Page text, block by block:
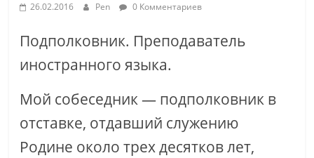
26.02.2016 Pen 0 Комментариев
Подполковник. Преподаватель
иностранного языка.
Мой собеседник — подполковник в
отставке, отдавший служению
Родине около трех десятков лет,